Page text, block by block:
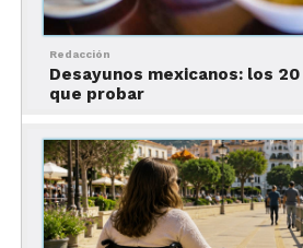
Redacción
Desayunos mexicanos: los
que probar